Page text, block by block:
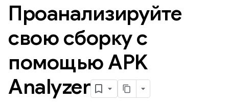
Проанализируйте
свою сборку с
помощью APK
Analyzer